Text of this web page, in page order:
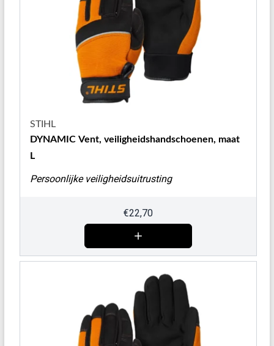
STIHL
DYNAMIC Vent, veiligheidshandschoenen, maat
L
Persoonlijke veiligheidsuitrusting
€22,70